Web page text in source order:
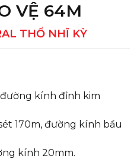
VỆ 64M
THỔ NHĨ KỲ
kính đỉnh kim
170m, đường kính bầu
kính 20mm.